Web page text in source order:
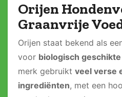
Orijen
Graanvrije
Orijen staat bekend als
voor biologisch
merk gebruikt veel verse
ingrediënten, met een